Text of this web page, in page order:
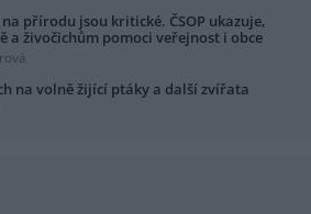
přírodu jsou kritické. ČSOP ukazuje,
a živočichům pomoci veřejnost i obce
na volně žijící ptáky a další zvířata